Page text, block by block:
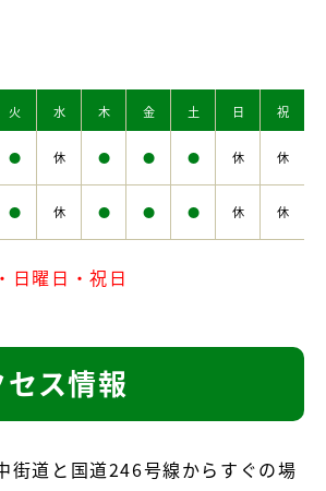
火 水 木 金 土 日 祝
● 休 ● ● ● 休 休
● 休 ● ● ● 休 休
曜日・祝日
セス情報
街道と国道246号線からすぐの場